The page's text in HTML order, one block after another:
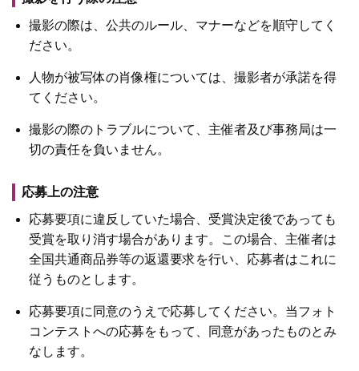
撮影の際は、公共のルール、マナーなどを順守してく
ださい。
人物が被写体の肖像権については、撮影者が承諾を得
てください。
撮影の際のトラブルについて、主催者及び事務局は一
切の責任を負いません。
応募上の注意
応募要項に違反していた場合、受賞決定後であっても
受賞を取り消す場合があります。この場合、主催者は
全国共通商品券等の返還要求を行い、応募者はこれに
従うものとします。
応募要項に同意のうえで応募してください。当フォト
コンテストへの応募をもって、同意があったものとみ
なします。